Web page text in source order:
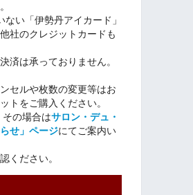
い「伊勢丹アイカード」
社のクレジットカードも
済は承っておりません。
セルや枚数の変更等はお
トをご購入ください。
の場合はサロン・デュ・
せ」ページにてご案内い
ください。